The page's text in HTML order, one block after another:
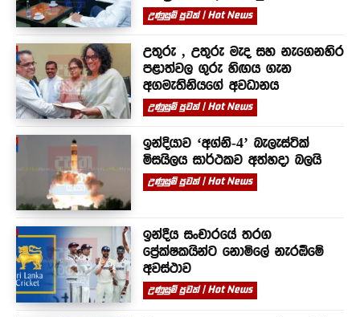
උණුසුම් පුවත් | Hot News
උතුරු , උතුරු මැද සහ නැගෙනහිර
පළාත්වල ගුරු හිඟය ගැන
අගමැතිනියගේ අවධානය
උණුසුම් පුවත් | Hot News
ඉන්දියාව ‘අග්නි-4’ බැලැස්ටික්
මිසයිලය සාර්ථකව අත්හදා බලයි
උණුසුම් පුවත් | Hot News
ඉන්දීය සංචාරයේ තරග
ප්‍රේක්ෂකයින්ට නොමිලේ නැරඹීමේ
අවස්ථාව
උණුසුම් පුවත් | Hot News